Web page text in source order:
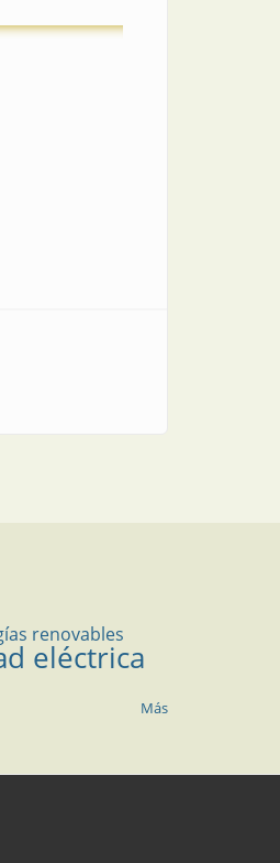
renovables
eléctrica
Más